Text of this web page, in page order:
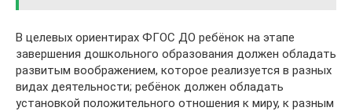
В целевых ориентирах ФГОС ДО ребёнок на этапе
завершения дошкольного образования должен обладать
развитым воображением, которое реализуется в разных
видах деятельности; ребёнок должен обладать
установкой положительного отношения к миру, к разным